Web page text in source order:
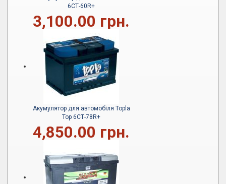
6СТ-60R+
3,100.00 грн.
Акумулятор для автомобіля Topla
Top 6СТ-78R+
4,850.00 грн.